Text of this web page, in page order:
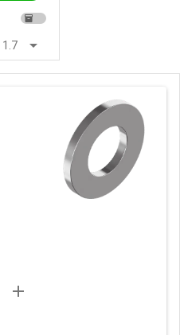
inventory
1.7 arrow_drop_down
add